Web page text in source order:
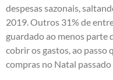
despesas sazonais,
2019. Outros 31% de
guardado ao menos parte
cobrir os gastos, ao passo
compras no Natal